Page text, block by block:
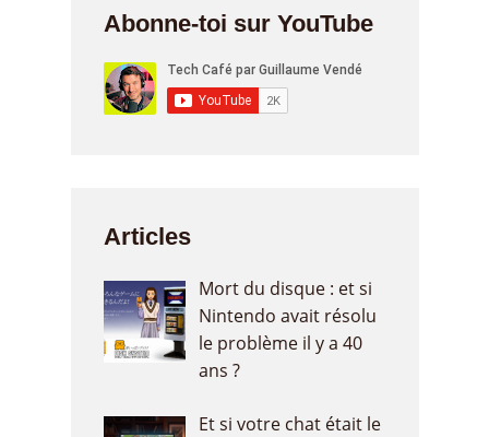
Abonne-toi sur YouTube
Articles
Mort du disque : et si
Nintendo avait résolu
le problème il y a 40
ans ?
Et si votre chat était le